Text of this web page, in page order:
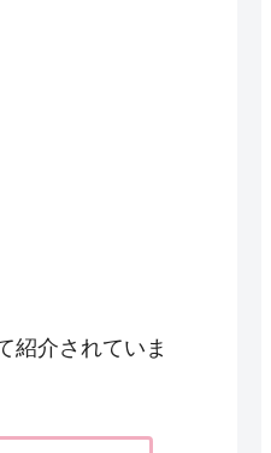
紹介されていま